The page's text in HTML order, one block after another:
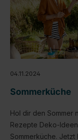
04.11.2024
Sommerküche
Hol dir den Sommer
Rezepte Deko-
Sommerküche. Jetzt